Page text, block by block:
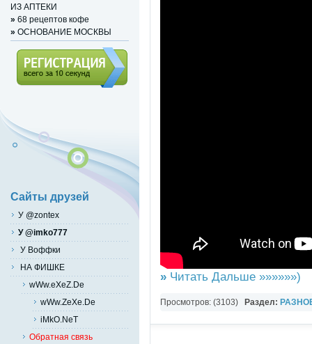
» Читать Дальше »»»»»»)
Просмотров: (3103) Раздел:
ИЗ АПТЕКИ
» 68 рецептов кофе
» ОСНОВАНИЕ МОСКВЫ
Сайты друзей
У @zontex
У @imko777
У Воффки
НА ФИШКЕ
wWw.eXeZ.De
wWw.ZeXe.De
iMkO.NeT
Обратная связь